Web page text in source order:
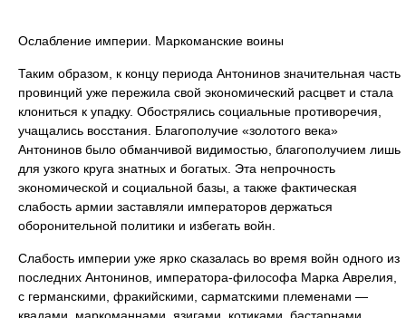
Ослабление империи. Маркоманские воины
Таким образом, к концу периода Антонинов значительная часть
провинций уже пережила свой экономический расцвет и стала
клониться к упадку. Обострялись социальные противоречия,
учащались восстания. Благополучие «золотого века»
Антонинов было обманчивой видимостью, благополучием лишь
для узкого круга знатных и богатых. Эта непрочность
экономической и социальной базы, а также фактическая
слабость армии заставляли императоров держаться
оборонительной политики и избегать войн.
Слабость империи уже ярко сказалась во время войн одного из
последних Антонинов, императора-философа Марка Аврелия,
с германскими, фракийскими, сарматскими племенами —